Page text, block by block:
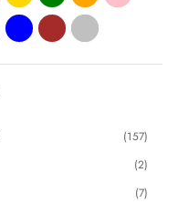
(157)
(2)
(7)